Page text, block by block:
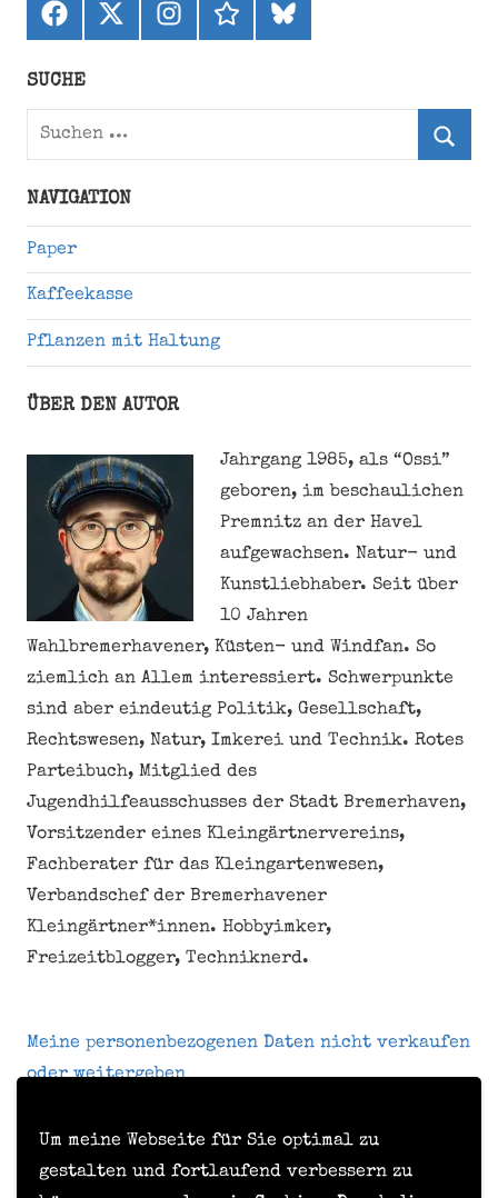
Um meine Webseite für Sie optimal zu
gestalten und fortlaufend verbessern zu
Facebook
X
(ehemals
Instagramthreadsbluesky
SUCHE
Suchen
NAVIGATION
Paper
Kaffeekasse
Pflanzen mit Haltung
ÜBER DEN AUTOR
Jahrgang 1985, als “Ossi”
geboren, im beschaulichen
Premnitz an der Havel
aufgewachsen. Natur- und
Kunstliebhaber. Seit über
10 Jahren
Wahlbremerhavener, Küsten- und Windfan. So
ziemlich an Allem interessiert. Schwerpunkte
sind aber eindeutig Politik, Gesellschaft,
Rechtswesen, Natur, Imkerei und Technik. Rotes
Parteibuch, Mitglied des
Jugendhilfeausschusses der Stadt Bremerhaven,
Vorsitzender eines Kleingärtnervereins,
Fachberater für das Kleingartenwesen,
Verbandschef der Bremerhavener
Kleingärtner*innen. Hobbyimker,
Freizeitblogger, Techniknerd.
Meine personenbezogenen Daten nicht verkaufen
oder weitergeben